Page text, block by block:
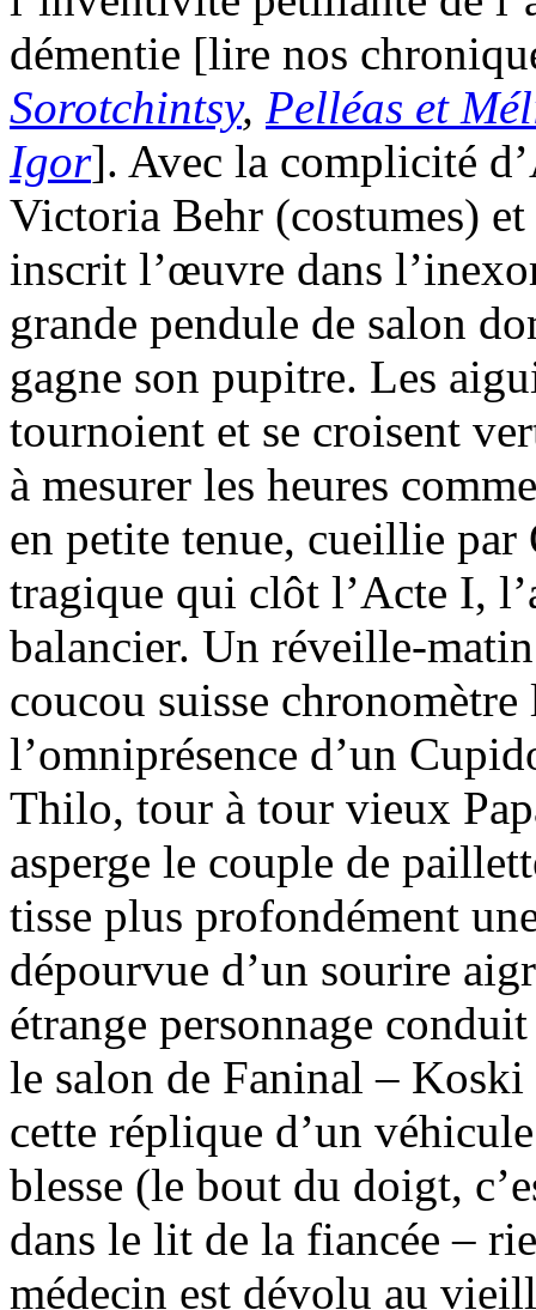
démentie [lire nos
Sorotchintsy, Pelléas et
Igor]. Avec la complicité
Victoria Behr (costumes)
inscrit l’œuvre dans
grande pendule de salon
gagne son pupitre. Les
tournoient et se croisent
à mesurer les heures
en petite tenue, cueillie
tragique qui clôt l’Acte I,
balancier. Un réveille-
coucou suisse
l’omniprésence d’un
Thilo, tour à tour vieux
asperge le couple de
tisse plus profondément
dépourvue d’un sourire
étrange personnage
le salon de Faninal – Koski
cette réplique d’un
blesse (le bout du doigt,
dans le lit de la fiancée –
médecin est dévolu au